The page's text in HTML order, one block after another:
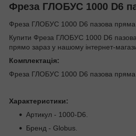
Фреза ГЛОБУС 1000 D6
Фреза ГЛОБУС 1000 D6 пазова пряма
Купити Фреза ГЛОБУС 1000 D6
прямо зараз у нашому інтернет-
Комплектація:
Фреза ГЛОБУС 1000 D6 пазова пряма
Характеристики:
Артикул - 1000-D6.
Бренд - Globus.